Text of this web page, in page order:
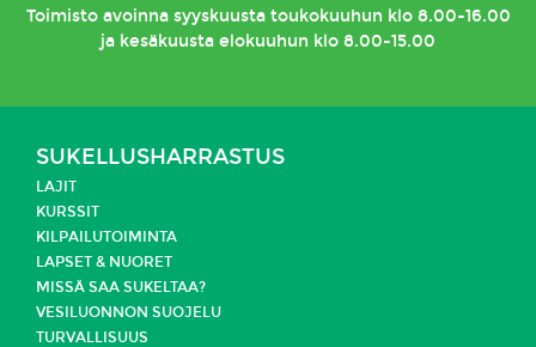
Toimistoavoinna syyskuusta toukokuuhun klo 8.00-16.00
ja kesäkuusta elokuuhun klo 8.00-15.00
SUKELLUSHARRASTUS
LAJIT
KURSSIT
KILPAILUTOIMINTA
LAPSET & NUORET
MISSÄ SAA SUKELTAA?
VESILUONNON SUOJELU
TURVALLISUUS